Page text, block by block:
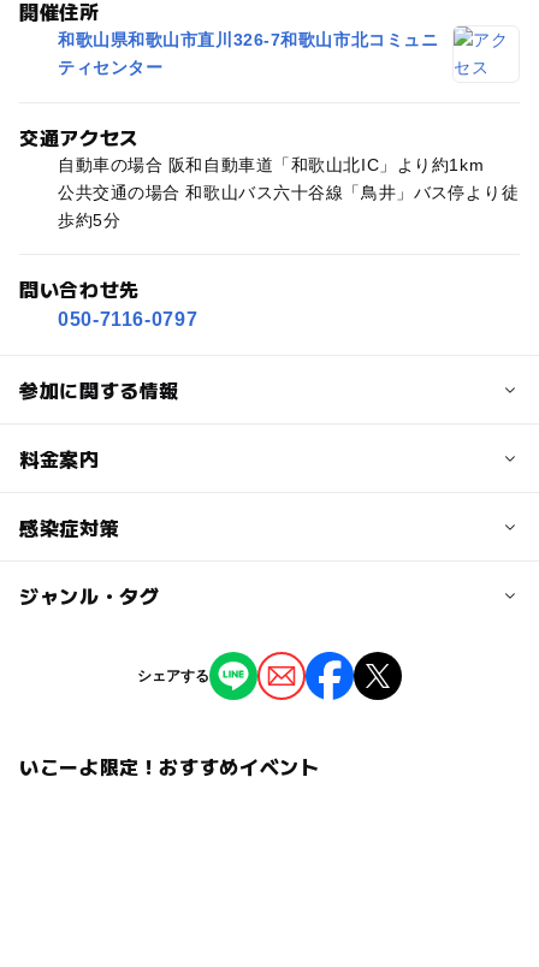
開催住所
和歌山県和歌山市直川326-7和歌山市北コミュニ
ティセンター
交通アクセス
自動車の場合 阪和自動車道「和歌山北IC」より約1km
公共交通の場合 和歌山バス六十谷線「鳥井」バス停より徒
歩約5分
問い合わせ先
050-7116-0797
参加に関する情報
定員
最終応募締切 2025-4-24(木)
注意・制限事項
料金案内
子供の料金
感染症対策
当イベントでは下記の対策を実施しています。
・ソーシャルディスタンスを確保して行っています。
ジャンル・タグ
タグ
シェアする
いこーよ限定！おすすめイベント